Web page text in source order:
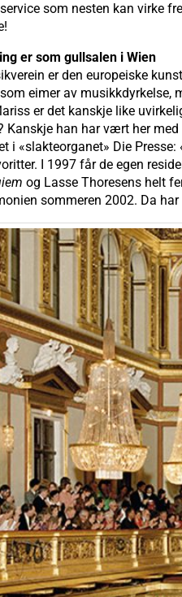
som nesten kan virke
er som gullsalen i Wien
er den europeiske
eimer av musikkdyrkelse,
er det kanskje like
Kanskje han har vært her
i «slakteorganet» Die
I 1997 får de egen
og Lasse Thoresens helt
sommeren 2002. Da